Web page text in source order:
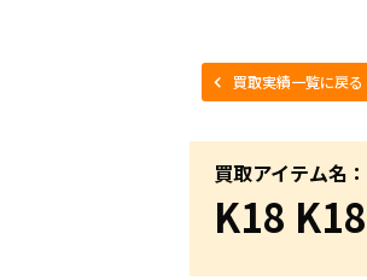
買取実績一覧に戻る
買取アイテム名：
K18